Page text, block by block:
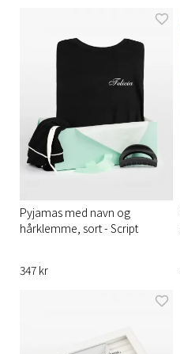
Pyjamas med navn og
hårklemme, sort - Script
347 kr